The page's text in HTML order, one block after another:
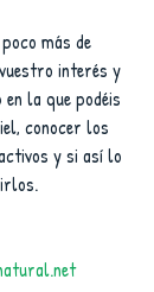
más de
interés y
la que podéis
conocer los
y si así lo